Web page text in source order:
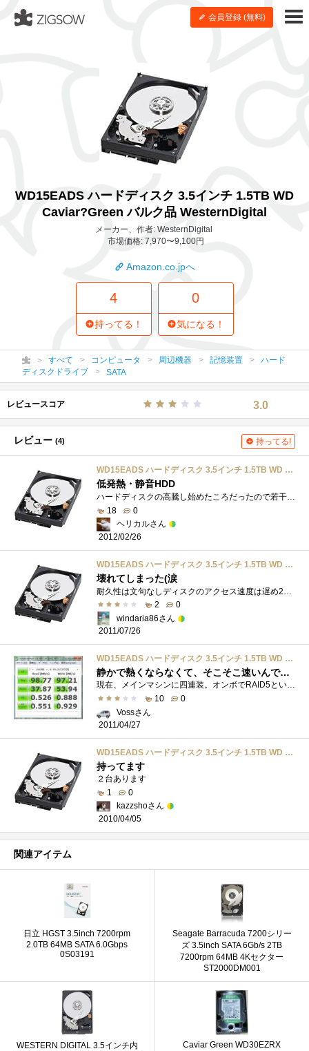
会員登録 (無料)
WD15EADS ハードディスク 3.5インチ 1.5TB WD
Caviar?Green バルク品 WesternDigital
メーカー、作者: WesternDigital
市場価格: 7,970〜9,100円
Amazon.co.jpへ
4
持ってる！
0
気になる！
すべて コンピュータ 周辺機器 記憶装置
ハード
ディスクドライブ
SATA
レビュースコア 3.0
レビュー (4) 持ってる!
WD15EADS ハードディスク 3.5インチ 1.5TB WD Caviar?Green バルク品 WesternDigital
低発熱・静音HDD
ハードディスクの高騰し始めたころだったので若干割高感はありましたがどうしても必要だったので購入。アクセス速度が遅いそうですが、半年�...
18
0
ヘリカルさん
2012/02/26
WD15EADS ハードディスク 3.5インチ 1.5TB WD Caviar?Green バルク品 WesternDigital
壊れてしまった(涙
2
0
windaria86さん
2011/07/26
WD15EADS ハードディスク 3.5インチ 1.5TB WD Caviar?Green バルク品 WesternDigital
静かで熱くならなくて、そこそこ速いんですが・・・・・・
現在、メインマシンに四連装。オンボでRAID5という、書き込み速度は二の次で運用されています。録画の溜込み先として利用していますが、同時期...
10
0
Vossさん
2011/04/27
WD15EADS ハードディスク 3.5インチ 1.5TB WD Caviar?Green バルク品 WesternDigital
持ってます
２台あります
1
0
kazzshoさん
2010/04/05
関連アイテム
日立 HGST 3.5inch 7200rpm
2.0TB 64MB SATA 6.0Gbps
0S03191
Seagate Barracuda 7200シリー
ズ 3.5inch SATA 6Gb/s 2TB
7200rpm 64MB 4Kセクター
ST2000DM001
WESTERN DIGITAL 3.5インチ内
Caviar Green WD30EZRX